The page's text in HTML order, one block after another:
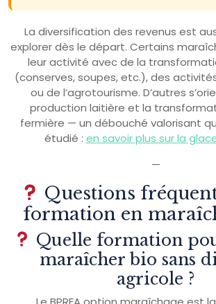
La diversification des revenus est
explorer dès le départ. Certains
leur activité avec de la
(conserves, soupes, etc.), des
ou de l’agrotourisme. D’autres
production laitière et la
fermière — un débouché valorisant
étudié : en savoir plus sur la
—
Questions
formation en
Quelle formation
maraîcher bio sans
agricole ?